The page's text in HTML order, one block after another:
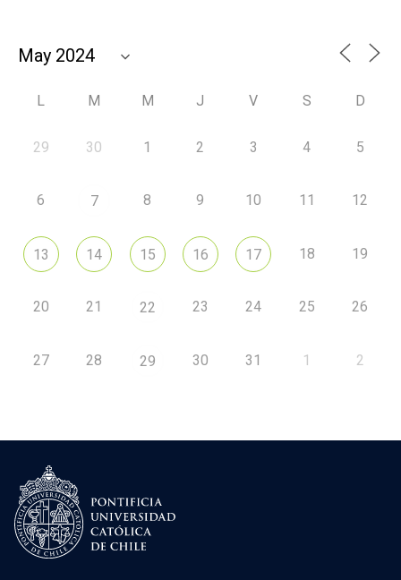
L M M J V S D
29 30 1 2 3 4 5
6 7 8 9 10 11 12
13 14 15 16 17 18 19
20 21 22 23 24 25 26
27 28 29 30 31 1 2